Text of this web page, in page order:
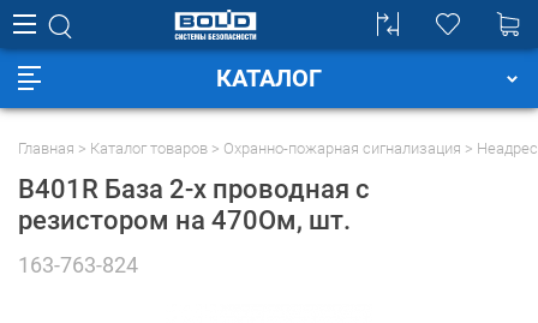
КАТАЛОГ
Главная Каталог товаров Охранно-пожарная сигнализация
B401R База 2-х проводная с
резистором на 470Ом, шт.
163-763-824